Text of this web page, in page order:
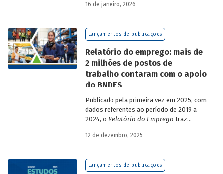
analisa a estratégia de diversificação das
diante dos atuais desafios de
sustentabilidade social, ambiental e
16 de janeiro, 2026
Lançamentos de publicações
Relatório do emprego: mais de
2 milhões de postos de
trabalho contaram com o apoio
do BNDES
Publicado pela primeira vez em 2025, com
dados referentes ao período de 2019 a
2024, o Relatório do Emprego traz
atuação do Banco sobre o mercado de
empregos da economia.
12 de dezembro, 2025
Lançamentos de publicações